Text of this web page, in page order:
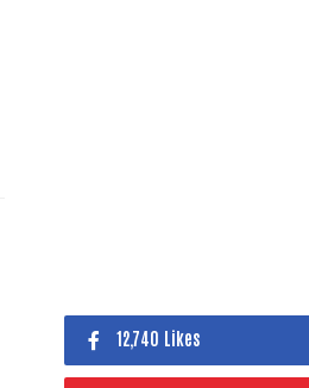
12,740 Likes